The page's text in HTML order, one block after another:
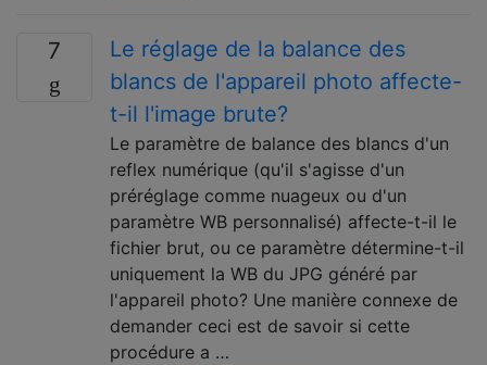
7
Le réglage de la balance des
blancs de l'appareil photo affecte-
t-il l'image brute?
Le paramètre de balance des blancs d'un
reflex numérique (qu'il s'agisse d'un
préréglage comme nuageux ou d'un
paramètre WB personnalisé) affecte-t-il le
fichier brut, ou ce paramètre détermine-t-il
uniquement la WB du JPG généré par
l'appareil photo? Une manière connexe de
demander ceci est de savoir si cette
procédure a …